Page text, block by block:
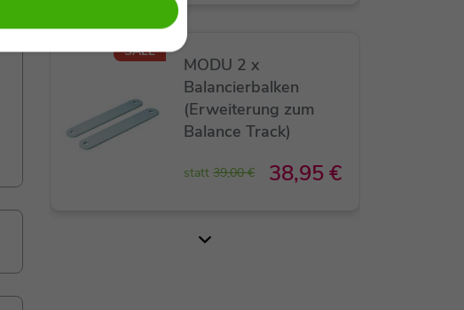
SALE
MODU 2 x
Balancierbalken
(Erweiterung zum
Balance Track)
statt 39,00 € 38,95 €